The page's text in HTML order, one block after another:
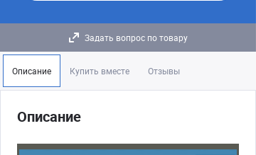
Задать вопрос по товару
Описание Купить вместе Отзывы
Описание